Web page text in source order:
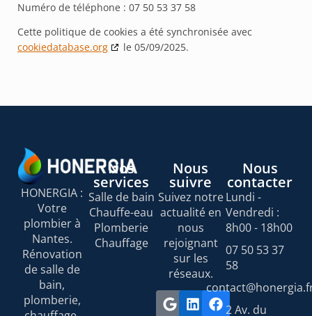
Numéro de téléphone : 07 50 53 37 58
Cette politique de cookies a été synchronisée avec
cookiedatabase.org
le 05/09/2025.
HONERGIA :
Votre
plombier à
Nantes.
Rénovation
de salle de
bain,
plomberie,
Nos
services
Salle de bain
Chauffe-eau
Plomberie
Chauffage
Nous
suivre
Suivez notre
actualité en
nous
rejoignant
sur les
réseaux.
Nous
contacter
Lundi -
Vendredi :
8h00 - 18h00
07 50 53 37
58
2 Av. du